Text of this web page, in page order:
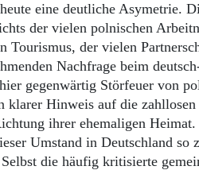
eine deutliche Asymetrie.
der vielen polnischen
Tourismus, der vielen
Nachfrage beim
gegenwärtig Störfeuer von
klarer Hinweis auf die
ihrer ehemaligen
Umstand in Deutschland so
die häufig kritisierte